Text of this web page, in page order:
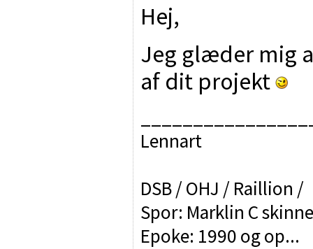
Hej,
Jeg glæder mig
af dit projekt
Lennart
DSB / OHJ / Raillion /
Spor: Marklin C
Epoke: 1990 og op...